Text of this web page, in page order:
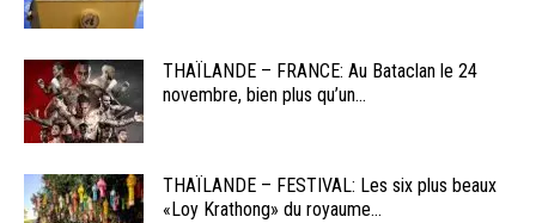
THAÏLANDE – FRANCE: Au Bataclan le 24
novembre, bien plus qu’un...
THAÏLANDE – FESTIVAL: Les six plus beaux
«Loy Krathong» du royaume...